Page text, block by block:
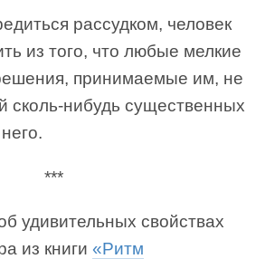
рассудком, человек
из того, что любые мелкие
принимаемые им, не
сколь-нибудь существенных
***
удивительных свойствах
из книги «Ритм